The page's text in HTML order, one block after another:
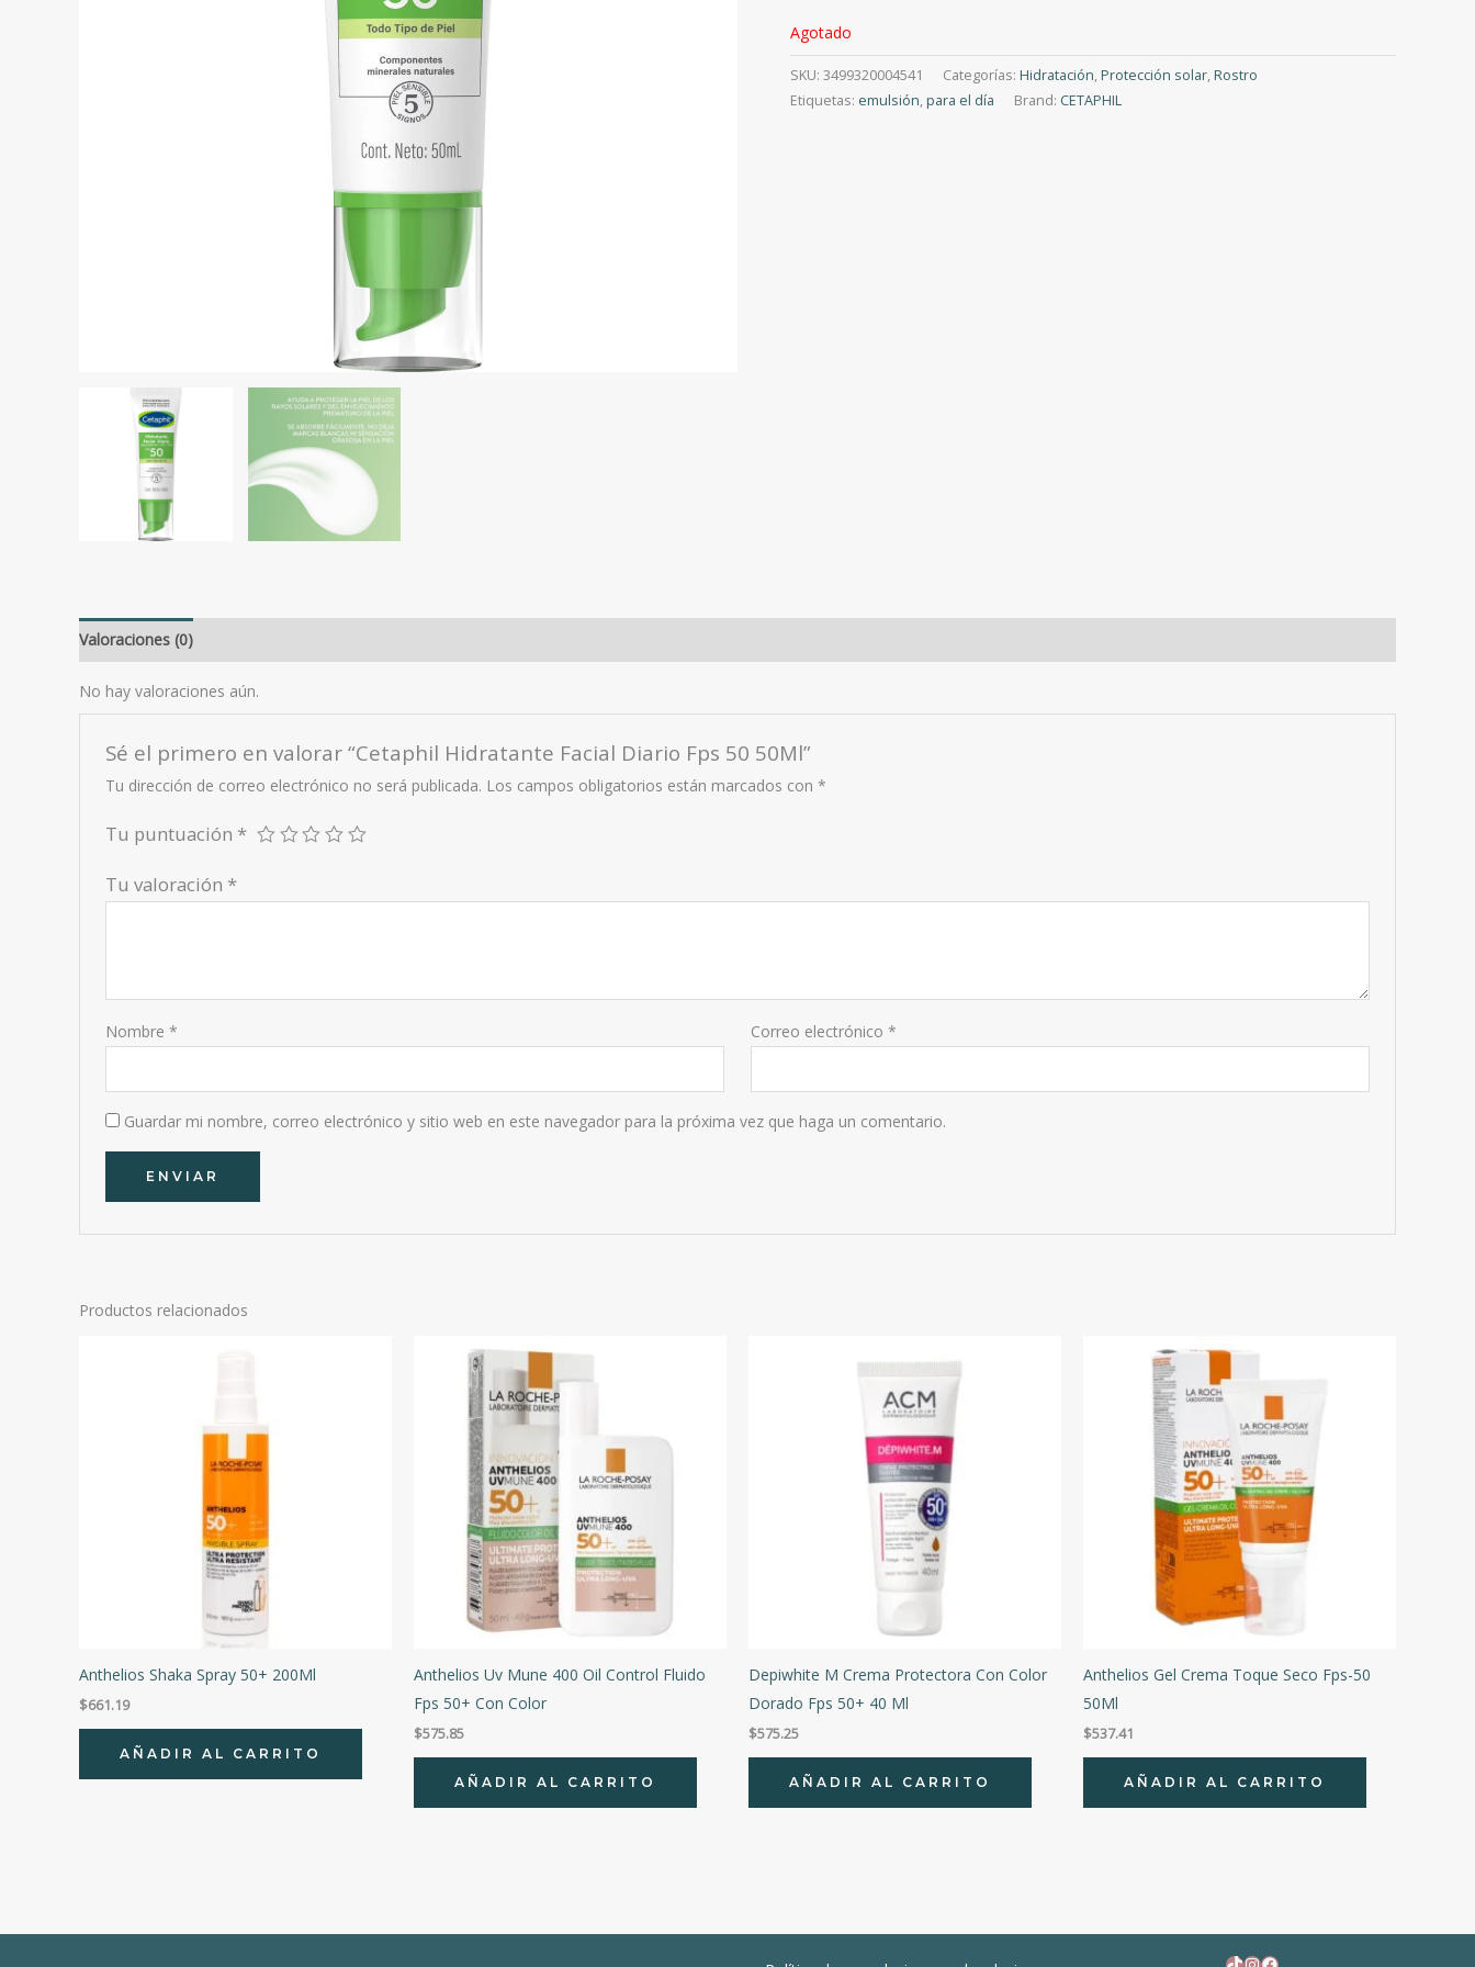
Agotado
SKU: 3499320004541 Categorías: Hidratación,Protección solar,Rostro
Etiquetas: emulsión,para el día Brand: CETAPHIL
Valoraciones (0)
No hay valoraciones aún.
Sé el primero en valorar “Cetaphil Hidratante Facial Diario Fps 50 50Ml”
Tu dirección de correo electrónico no será publicada. Los campos obligatorios están marcados con*
Tu puntuación *
Tu valoración *
Nombre* Correo electrónico *
Guardar mi nombre, correo electrónico y sitio web en este navegador para la próxima vez que haga un comentario.
Productos relacionados
Anthelios Shaka Spray 50+ 200Ml
$661.19
AÑADIR AL CARRITO
Anthelios Uv Mune 400 Oil Control Fluido
Fps 50+ Con Color
$575.85
AÑADIR AL CARRITO
Depiwhite M Crema Protectora Con Color
Dorado Fps 50+ 40 Ml
$575.25
AÑADIR AL CARRITO
Anthelios Gel Crema Toque Seco Fps-50
50Ml
$537.41
AÑADIR AL CARRITO